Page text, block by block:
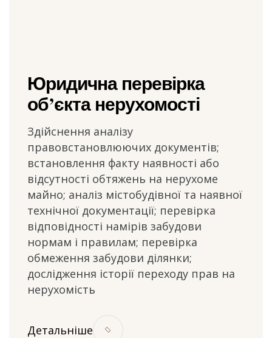
Юридична перевірка
об’єкта нерухомості
Здійснення аналізу
правовстановлюючих документів;
встановлення факту наявності або
відсутності обтяжень на нерухоме
майно; аналіз містобудівної та наявної
технічної документації; перевірка
відповідності намірів забудови
нормам і правилам; перевірка
обмеження забудови ділянки;
дослідження історії переходу прав на
нерухомість
Детальніше